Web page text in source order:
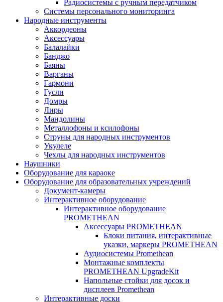
Радиосистемы с ручным передатчиком
Системы персонального мониторинга
Народные инструменты
Аккордеоны
Аксессуары
Балалайки
Банджо
Баяны
Варганы
Гармони
Гусли
Домры
Лиры
Мандолины
Металлофоны и ксилофоны
Струны для народных инструментов
Укулеле
Чехлы для народных инструментов
Наушники
Оборудование для караоке
Оборудование для образовательных учреждений
Документ-камеры
Интерактивное оборудование
Интерактивное оборудование
PROMETHEAN
Аксессуары PROMETHEAN
Блоки питания, интерактивные
указки, маркеры PROMETHEAN
Аудиосистемы Promethean
Монтажные комплекты
PROMETHEAN UpgradeKit
Напольные стойки для досок и
дисплеев Promethean
Интерактивные доски